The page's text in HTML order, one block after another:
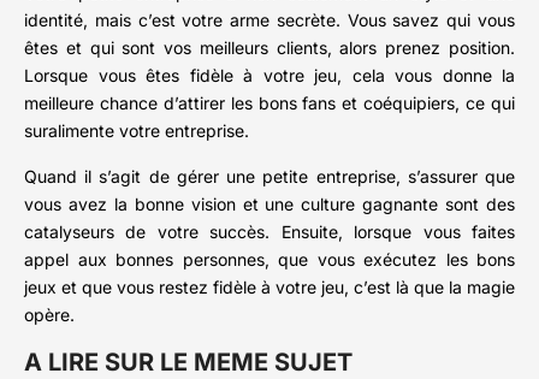
identité, mais c’est votre arme secrète. Vous savez qui vous
êtes et qui sont vos meilleurs clients, alors prenez position.
Lorsque vous êtes fidèle à votre jeu, cela vous donne la
meilleure chance d’attirer les bons fans et coéquipiers, ce qui
suralimente votre entreprise.
Quand il s’agit de gérer une petite entreprise, s’assurer que
vous avez la bonne vision et une culture gagnante sont des
catalyseurs de votre succès. Ensuite, lorsque vous faites
appel aux bonnes personnes, que vous exécutez les bons
jeux et que vous restez fidèle à votre jeu, c’est là que la magie
opère.
A LIRE SUR LE MEME SUJET